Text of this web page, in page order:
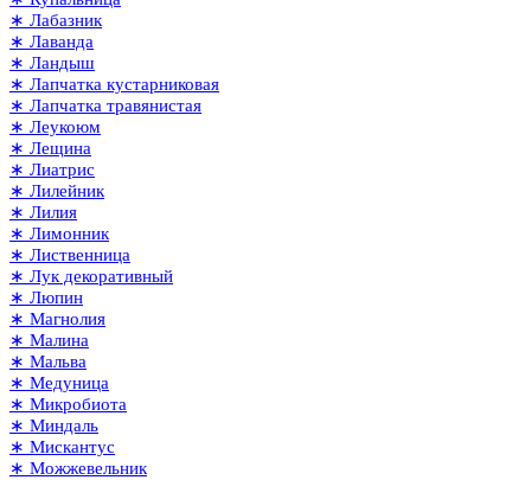
∗ Лабазник
∗ Лаванда
∗ Ландыш
∗ Лапчатка кустарниковая
∗ Лапчатка травянистая
∗ Леукоюм
∗ Лещина
∗ Лиатрис
∗ Лилейник
∗ Лилия
∗ Лимонник
∗ Лиственница
∗ Лук декоративный
∗ Люпин
∗ Магнолия
∗ Малина
∗ Мальва
∗ Медуница
∗ Микробиота
∗ Миндаль
∗ Мискантус
∗ Можжевельник